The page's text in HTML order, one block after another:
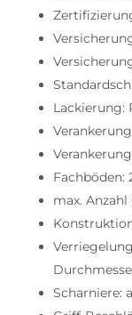
Lackierung:
Fachböden:
max. Anzahl
Scharniere: